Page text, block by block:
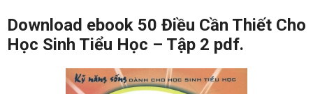
Download ebook 50 Điều Cần Thiết Cho
Học Sinh Tiểu Học – Tập 2 pdf.